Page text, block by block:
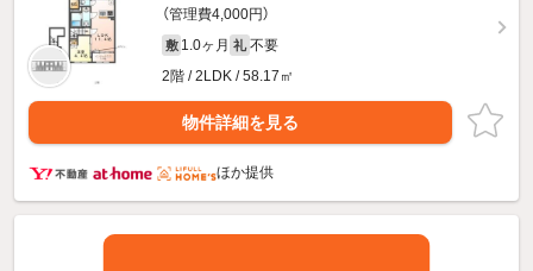
（管理費4,000円）
敷 1.0ヶ月 礼 不要
2階 / 2LDK / 58.17㎡
物件詳細を見る
ほか提供